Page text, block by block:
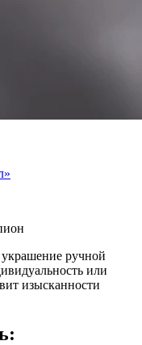
ручной
или
изысканности